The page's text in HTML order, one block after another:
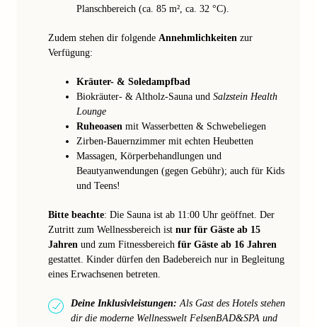
Planschbereich (ca. 85 m², ca. 32 °C).
Zudem stehen dir folgende Annehmlichkeiten zur
Verfügung:
Kräuter- & Soledampfbad
Biokräuter- & Altholz-Sauna und Salzstein Health
Lounge
Ruheoasen mit Wasserbetten & Schwebeliegen
Zirben-Bauernzimmer mit echten Heubetten
Massagen, Körperbehandlungen und
Beautyanwendungen (gegen Gebühr); auch für Kids
und Teens!
Bitte beachte: Die Sauna ist ab 11:00 Uhr geöffnet. Der
Zutritt zum Wellnessbereich ist nur für Gäste ab 15
Jahren und zum Fitnessbereich für Gäste ab 16 Jahren
gestattet. Kinder dürfen den Badebereich nur in Begleitung
eines Erwachsenen betreten.
Deine Inklusivleistungen: Als Gast des Hotels stehen
dir die moderne Wellnesswelt FelsenBAD&SPA und